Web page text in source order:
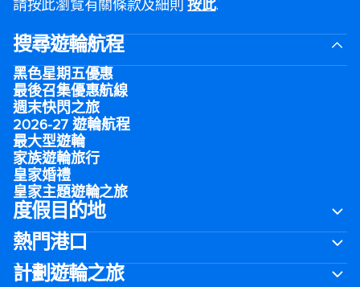
請按此瀏覽有關條款及細則按此.
搜尋遊輪航程
黑色星期五優惠
最後召集優惠航線
週末快閃之旅
2026-27 遊輪航程
最大型遊輪
家族遊輪旅行
皇家婚禮
皇家主題遊輪之旅
度假目的地
熱門港口
計劃遊輪之旅